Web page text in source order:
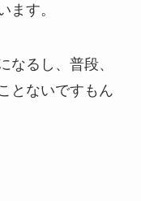
ます。
なるし、普段、
とないですもん